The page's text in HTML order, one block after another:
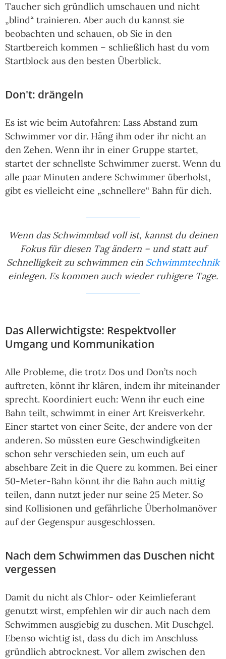
Taucher sich gründlich umschauen und nicht
„blind“ trainieren. Aber auch du kannst sie
beobachten und schauen, ob Sie in den
Startbereich kommen – schließlich hast du vom
Startblock aus den besten Überblick.
Don't: drängeln
Es ist wie beim Autofahren: Lass Abstand zum
Schwimmer vor dir. Häng ihm oder ihr nicht an
den Zehen. Wenn ihr in einer Gruppe startet,
startet der schnellste Schwimmer zuerst. Wenn du
alle paar Minuten andere Schwimmer überholst,
gibt es vielleicht eine „schnellere“ Bahn für dich.
Wenn das Schwimmbad voll ist, kannst du deinen
Fokus für diesen Tag ändern – und statt auf
Schnelligkeit zu schwimmen ein Schwimmtechnik
einlegen. Es kommen auch wieder ruhigere Tage.
Das Allerwichtigste: Respektvoller
Umgang und Kommunikation
Alle Probleme, die trotz Dos und Don’ts noch
auftreten, könnt ihr klären, indem ihr miteinander
sprecht. Koordiniert euch: Wenn ihr euch eine
Bahn teilt, schwimmt in einer Art Kreisverkehr.
Einer startet von einer Seite, der andere von der
anderen. So müssten eure Geschwindigkeiten
schon sehr verschieden sein, um euch auf
absehbare Zeit in die Quere zu kommen. Bei einer
50-Meter-Bahn könnt ihr die Bahn auch mittig
teilen, dann nutzt jeder nur seine 25 Meter. So
sind Kollisionen und gefährliche Überholmanöver
auf der Gegenspur ausgeschlossen.
Nach dem Schwimmen das Duschen nicht
vergessen
Damit du nicht als Chlor- oder Keimlieferant
genutzt wirst, empfehlen wir dir auch nach dem
Schwimmen ausgiebig zu duschen. Mit Duschgel.
Ebenso wichtig ist, dass du dich im Anschluss
gründlich abtrocknest. Vor allem zwischen den